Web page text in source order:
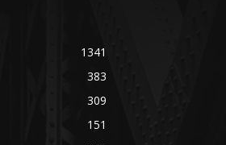
1341
383
309
151